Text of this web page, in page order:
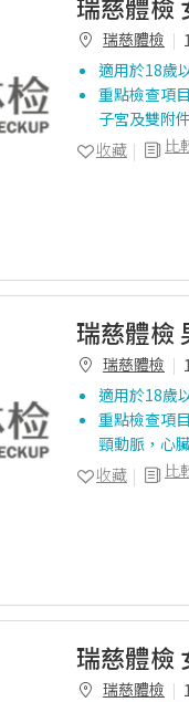
瑞慈體檢
適用於18歲
重點檢查項
子宮及雙附
比
收藏
瑞慈體檢
瑞慈體檢
適用於18歲
重點檢查項
頸動脈，心
比
收藏
瑞慈體檢
瑞慈體檢